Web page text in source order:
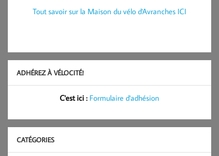
Tout savoir sur la Maison du vélo d'Avranches ICI
ADHÉREZ À VÉLOCITÉ!
C'est ici : Formulaire d'adhésion
CATÉGORIES